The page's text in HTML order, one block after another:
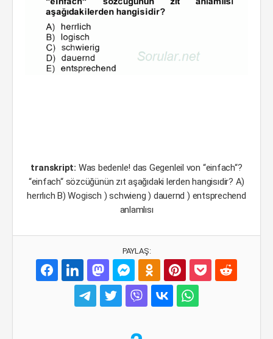
transkript: Was bedenle! das Gegenleil von “einfach“?
“einfach“ sözcüğünün zıt aşağıdaki lerden hangisıdir? A)
herrlıch B) Wogisch ) schwieng ) dauernd ) entsprechend
anlamlısı
PAYLAŞ: